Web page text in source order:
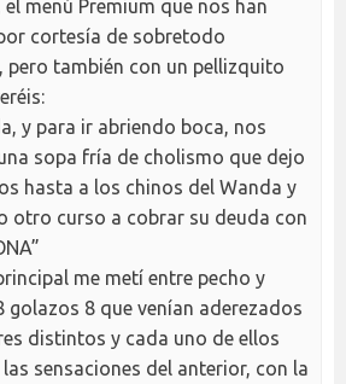
menú Premium que nos han
cortesía de sobretodo
pero también con un pellizquito
y para ir abriendo boca, nos
sopa fría de cholismo que dejo
hasta a los chinos del Wanda y
otro curso a cobrar su deuda con
me metí entre pecho y
golazos 8 que venían aderezados
distintos y cada uno de ellos
sensaciones del anterior, con la